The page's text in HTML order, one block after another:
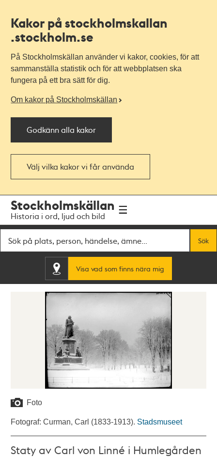
Kakor på stockholmskallan
.stockholm.se
På Stockholmskällan använder vi kakor, cookies, för att
sammanställa statistik och för att webbplatsen ska
fungera på ett bra sätt för dig.
Om kakor på Stockholmskällan
Godkänn alla kakor
Välj vilka kakor vi får använda
navigationen
huvudinnehållet
Stockholmskällan
Historia i ord, ljud och bild
Sök
Visa vad som finns nära mig
Foto
Fotograf: Curman, Carl (1833-1913). Stadsmuseet
Staty av Carl von Linné i Humlegården